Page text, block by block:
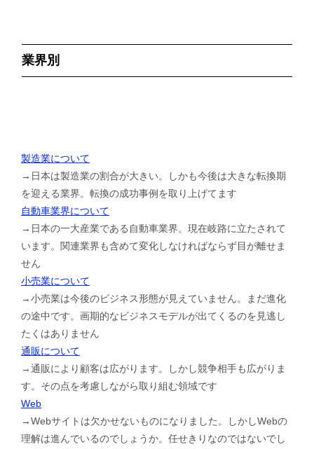
業界別
製造業について
→日本は製造業の割合が大きい。しかも今後は大きな転換期
を迎える業界。転換の成功事例を取り上げてます
自動車業界について
→日本の一大産業である自動車業界。現在岐路に立たされて
います。関連業界も含めて変化しなければならず目が離せま
せん
小売業について
→小売業は今後のビジネス形態が見えていません。まだ進化
の途中です。画期的なビジネスモデルが出てくるのを見逃し
たくはありません
通販について
→通販により顧客は広がります。しかし競争相手も広がりま
す。その点を考慮しながら取り組む領域です
Web
→Webサイトは欠かせないものになりました。しかしWebの
理解は進んでいるのでしょうか。任せきりなのではないでし